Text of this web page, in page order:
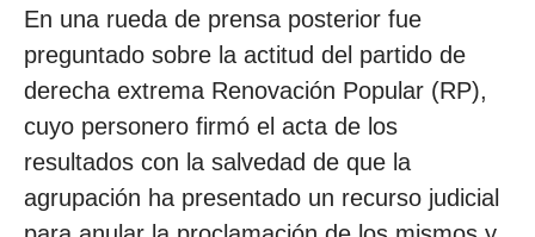
En una rueda de prensa posterior fue
preguntado sobre la actitud del partido de
derecha extrema Renovación Popular (RP),
cuyo personero firmó el acta de los
resultados con la salvedad de que la
agrupación ha presentado un recurso judicial